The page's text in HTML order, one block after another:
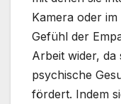
Kamera oder
Gefühl der
Arbeit wider, da
psychische
fördert. Indem